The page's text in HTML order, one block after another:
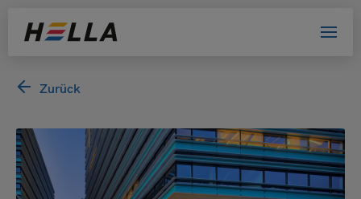
Zurück
Willkommen bei HELLA!
Bitte wählen Sie Ihre Kundengruppe
aus. Damit helfen Sie uns, das Website-
Erlebnis zu verbessern.